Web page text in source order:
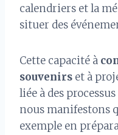
calendriers et la
situer des
Cette capacité à
souvenirs et à
liée à des
nous manifestons
exemple en